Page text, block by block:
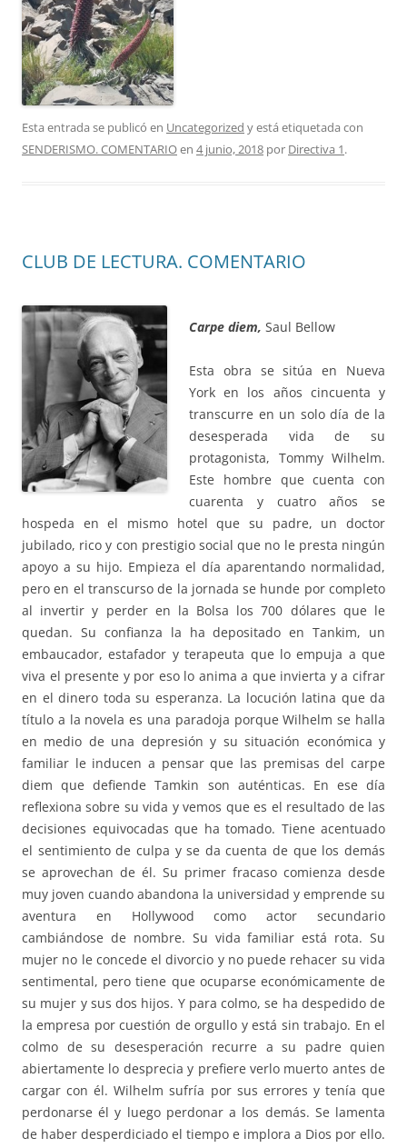
Esta entrada se publicó en Uncategorized y está etiquetada con
SENDERISMO. COMENTARIOen 4 junio, 2018 por Directiva 1.
CLUB DE LECTURA. COMENTARIO
Carpe diem, Saul Bellow
Esta obra se sitúa en Nueva
York en los años cincuenta y
transcurre en un solo día de la
desesperada vida de su
protagonista, Tommy Wilhelm.
Este hombre que cuenta con
cuarenta y cuatro años se
hospeda en el mismo hotel que su padre, un doctor
jubilado, rico y con prestigio social que no le presta ningún
apoyo a su hijo. Empieza el día aparentando normalidad,
pero en el transcurso de la jornada se hunde por completo
al invertir y perder en la Bolsa los 700 dólares que le
quedan. Su confianza la ha depositado en Tankim, un
embaucador, estafador y terapeuta que lo empuja a que
viva el presente y por eso lo anima a que invierta y a cifrar
en el dinero toda su esperanza. La locución latina que da
título a la novela es una paradoja porque Wilhelm se halla
en medio de una depresión y su situación económica y
familiar le inducen a pensar que las premisas del carpe
diem que defiende Tamkin son auténticas. En ese día
reflexiona sobre su vida y vemos que es el resultado de las
decisiones equivocadas que ha tomado. Tiene acentuado
el sentimiento de culpa y se da cuenta de que los demás
se aprovechan de él. Su primer fracaso comienza desde
muy joven cuando abandona la universidad y emprende su
aventura en Hollywood como actor secundario
cambiándose de nombre. Su vida familiar está rota. Su
mujer no le concede el divorcio y no puede rehacer su vida
sentimental, pero tiene que ocuparse económicamente de
su mujer y sus dos hijos. Y para colmo, se ha despedido de
la empresa por cuestión de orgullo y está sin trabajo. En el
colmo de su desesperación recurre a su padre quien
abiertamente lo desprecia y prefiere verlo muerto antes de
cargar con él. Wilhelm sufría por sus errores y tenía que
perdonarse él y luego perdonar a los demás. Se lamenta
de haber desperdiciado el tiempo e implora a Dios por ello.